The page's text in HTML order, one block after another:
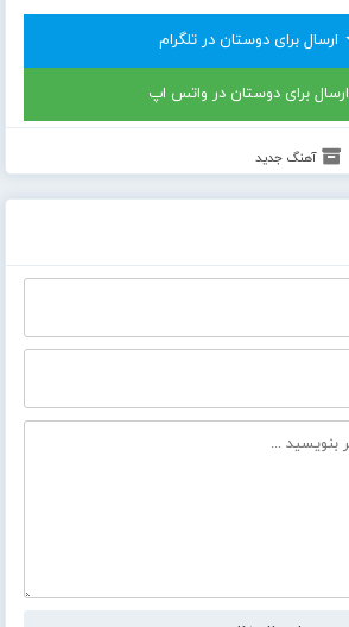
ارسال برای دوستان در تلگرام
ارسال برای دوستان در واتس اپ
آهنگ جدید